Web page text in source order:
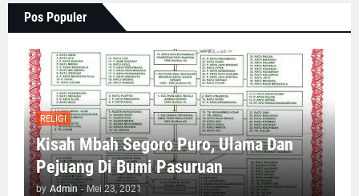
Pos Populer
RELIGI
Kisah Mbah Segoro Puro, Ulama Dan
Pejuang Di Bumi Pasuruan
by Admin - Mei 23, 2021